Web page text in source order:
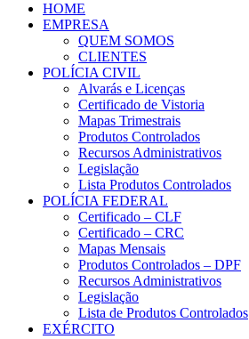
HOME
EMPRESA
QUEM SOMOS
CLIENTES
POLÍCIA CIVIL
Alvarás e Licenças
Certificado de Vistoria
Mapas Trimestrais
Produtos Controlados
Recursos Administrativos
Legislação
Lista Produtos Controlados
POLÍCIA FEDERAL
Certificado – CLF
Certificado – CRC
Mapas Mensais
Produtos Controlados – DPF
Recursos Administrativos
Legislação
Lista de Produtos Controlados
EXÉRCITO